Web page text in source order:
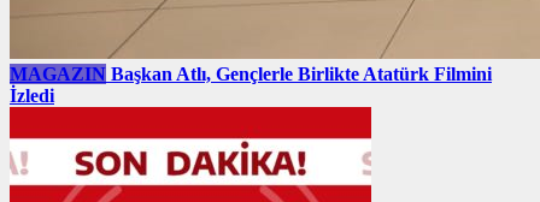
MAGAZIN Başkan Atlı, Gençlerle Birlikte Atatürk Filmini
İzledi